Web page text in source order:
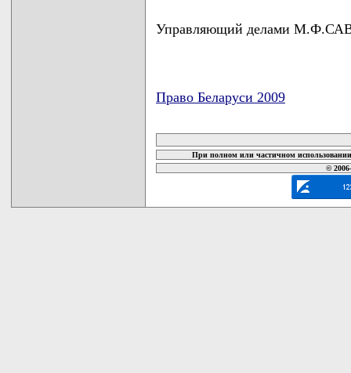
Управляющий делами
Право Беларуси 2009
При полном или частичном
©